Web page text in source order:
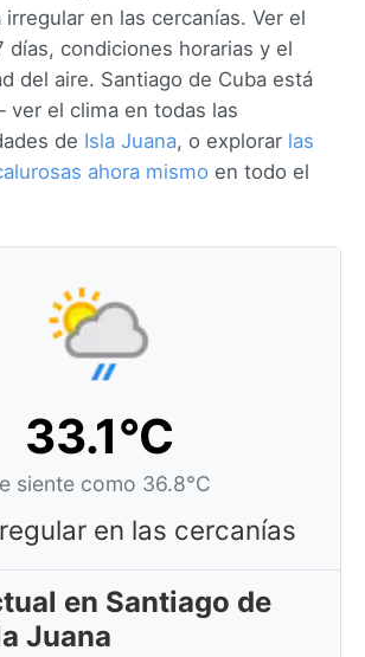
en las cercanías. Ver el
días, condiciones horarias y el
del aire. Santiago de Cuba está
el clima en todas las
de Isla Juana, o explorar las
ahora mismo en todo el
33.1°C
siente como 36.8°C
en las cercanías
en Santiago de
Juana